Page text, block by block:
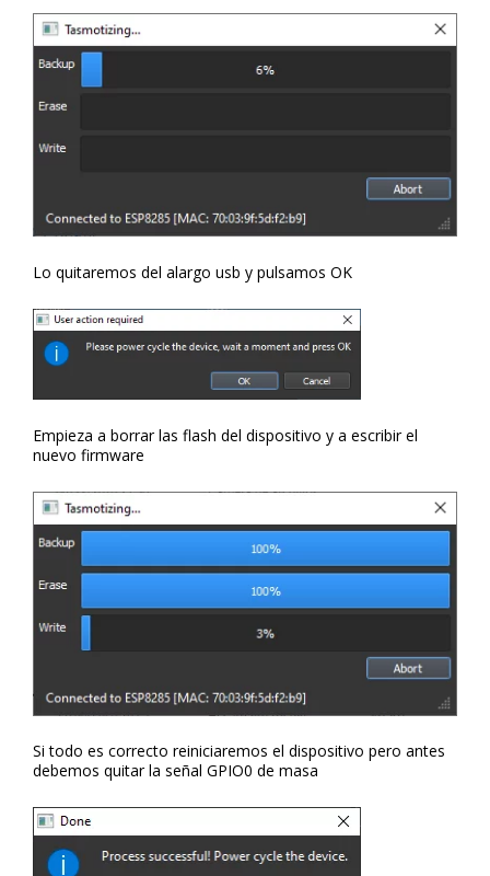
Lo quitaremos del alargo usb y pulsamos OK
Empieza a borrar las flash del dispositivo y a escribir el
nuevo firmware
Si todo es correcto reiniciaremos el dispositivo pero antes
debemos quitar la señal GPIO0 de masa